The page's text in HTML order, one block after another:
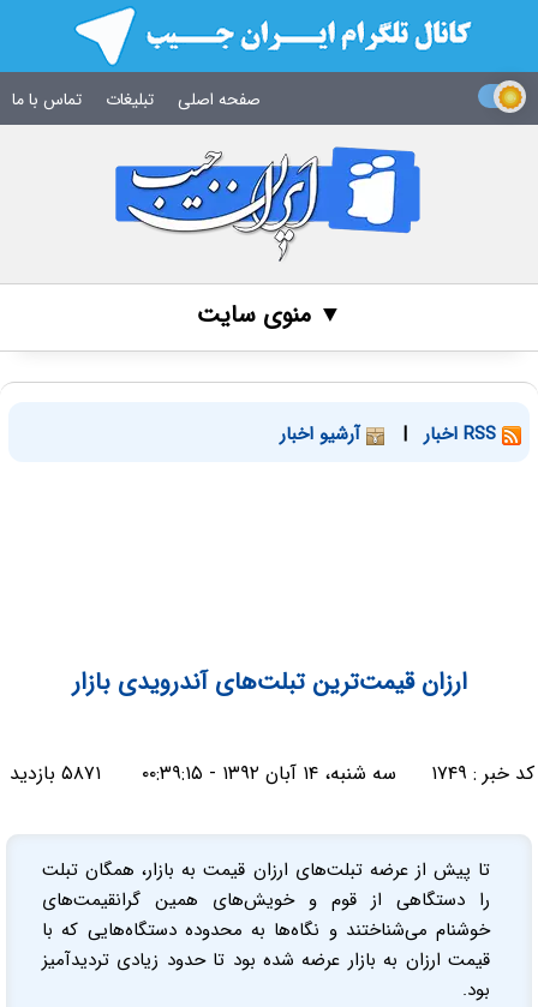
صفحه اصلی تبلیغات تماس با ما
▼ منوی سایت
| آرشیو اخبار
ارزان قیمت‌ترین تبلت‌های آندرویدی بازار
کد خبر : ۱۷۴۹ سه شنبه، ۱۴ آبان ۱۳۹۲ - ۰۰:۳۹:۱۵ ۵۸۷۱ بازدید
تا پیش از عرضه تبلت‌های ارزان قیمت به بازار، همگان تبلت
را دستگاهی از قوم و خویش‌های همین گرانقیمت‌های
خوشنام می‌شناختند و نگاه‌ها به محدوده دستگاه‌هایی که با
قیمت ارزان به بازار عرضه شده بود تا حدود زیادی تردیدآمیز
بود.